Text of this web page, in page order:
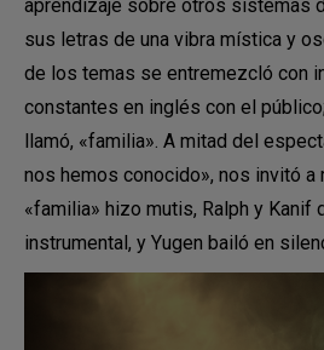
aprendizaje sobre otros sistemas
sus letras de una vibra mística y
de los temas se entremezcló con
constantes en inglés con el
llamó, «familia». A mitad del
nos hemos conocido», nos invitó a
«familia» hizo mutis, Ralph y Kanif
instrumental, y Yugen bailó en